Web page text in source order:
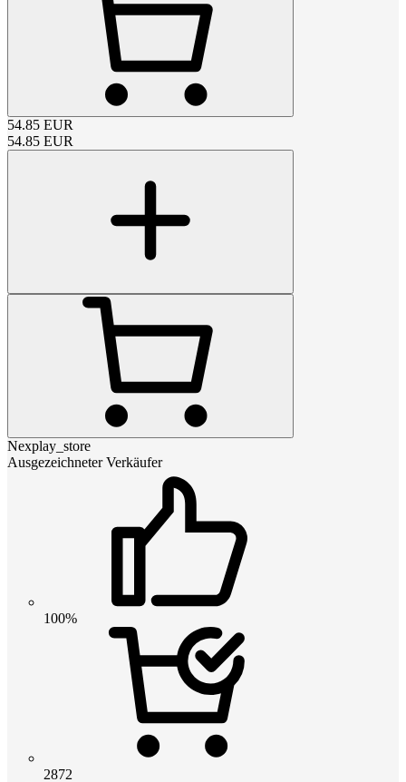
54.85 EUR
54.85 EUR
Nexplay_store
Ausgezeichneter Verkäufer
100%
2872